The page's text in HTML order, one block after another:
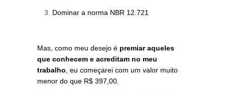
Dominar a norma NBR 12.721
Mas, como meu desejo é premiar aqueles
que conhecem e acreditam no meu
trabalho, eu começarei com um valor muito
menor do que R$ 397,00.